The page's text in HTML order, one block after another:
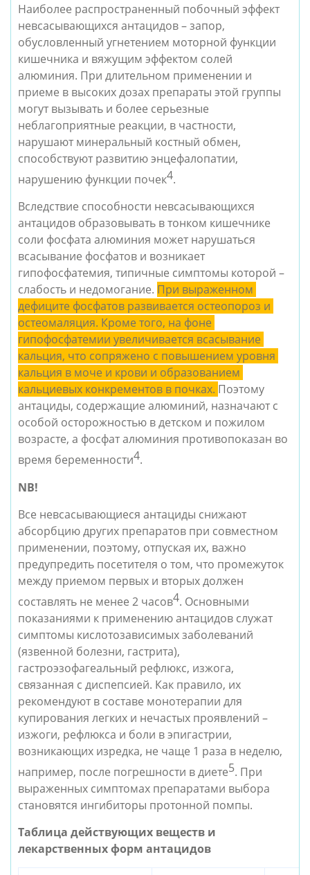
Наиболее распространенный побочный эффект
невсасывающихся антацидов – запор,
обусловленный угнетением моторной функции
кишечника и вяжущим эффектом солей
алюминия. При длительном применении и
приеме в высоких дозах препараты этой группы
могут вызывать и более серьезные
неблагоприятные реакции, в частности,
нарушают минеральный костный обмен,
способствуют развитию энцефалопатии,
нарушению функции почек4.
Вследствие способности невсасывающихся
антацидов образовывать в тонком кишечнике
соли фосфата алюминия может нарушаться
всасывание фосфатов и возникает
гипофосфатемия, типичные симптомы которой –
слабость и недомогание. При выраженном
дефиците фосфатов развивается остеопороз и
остеомаляция. Кроме того, на фоне
гипофосфатемии увеличивается всасывание
кальция, что сопряжено с повышением уровня
кальция в моче и крови и образованием
кальциевых конкрементов в почках. Поэтому
антациды, содержащие алюминий, назначают с
особой осторожностью в детском и пожилом
возрасте, а фосфат алюминия противопоказан во
время беременности4.
NB!
Все невсасывающиеся антациды снижают
абсорбцию других препаратов при совместном
применении, поэтому, отпуская их, важно
предупредить посетителя о том, что промежуток
между приемом первых и вторых должен
составлять не менее 2 часов4. Основными
показаниями к применению антацидов служат
симптомы кислотозависимых заболеваний
(язвенной болезни, гастрита),
гастроэзофагеальный рефлюкс, изжога,
связанная с диспепсией. Как правило, их
рекомендуют в составе монотерапии для
купирования легких и нечастых проявлений –
изжоги, рефлюкса и боли в эпигастрии,
возникающих изредка, не чаще 1 раза в неделю,
например, после погрешности в диете5. При
выраженных симптомах препаратами выбора
становятся ингибиторы протонной помпы.
Таблица действующих веществ и
лекарственных форм антацидов